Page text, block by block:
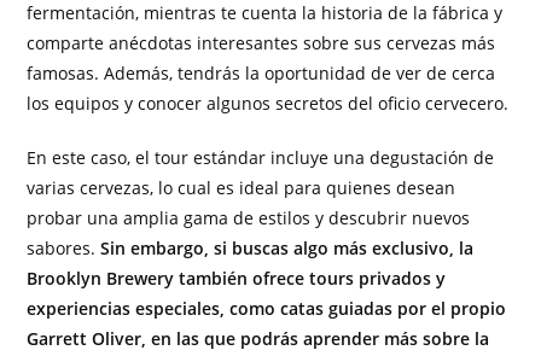
fermentación, mientras te cuenta la historia de la fábrica y
comparte anécdotas interesantes sobre sus cervezas más
famosas. Además, tendrás la oportunidad de ver de cerca
los equipos y conocer algunos secretos del oficio cervecero.
En este caso, el tour estándar incluye una degustación de
varias cervezas, lo cual es ideal para quienes desean
probar una amplia gama de estilos y descubrir nuevos
sabores.Sin embargo, si buscas algo más exclusivo, la
Brooklyn Brewery también ofrece tours privados y
experiencias especiales, como catas guiadas por el propio
Garrett Oliver, en las que podrás aprender más sobre la